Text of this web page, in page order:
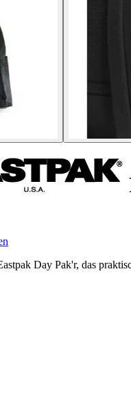
Day Pak'r, das